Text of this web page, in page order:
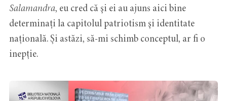
Salamandra, eu cred că şi ei au ajuns aici bine
determinați la capitolul patriotism şi identitate
naţională. Şi astăzi, să-mi schimb conceptul, ar fi o
inepţie.